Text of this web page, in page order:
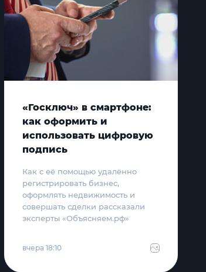
«Госключ» в смартфоне:
как оформить и
использовать цифровую
подпись
Как с её помощью удалённо
регистрировать бизнес,
оформлять недвижимость и
совершать сделки рассказали
эксперты «Объясняем.рф»
вчера 18:10